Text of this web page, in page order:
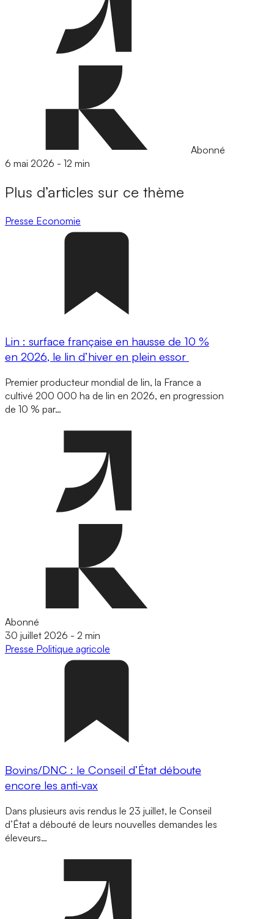
Abonné
6 mai 2026 - 12 min
Plus d’articles sur ce thème
Presse Economie
Lin : surface française en hausse de 10 %
en 2026, le lin d’hiver en plein essor
Premier producteur mondial de lin, la France a
cultivé 200 000 ha de lin en 2026, en progression
de 10 % par…
Abonné
30 juillet 2026 - 2 min
Presse Politique agricole
Bovins/DNC : le Conseil d’État déboute
encore les anti-vax
Dans plusieurs avis rendus le 23 juillet, le Conseil
d’État a débouté de leurs nouvelles demandes les
éleveurs…